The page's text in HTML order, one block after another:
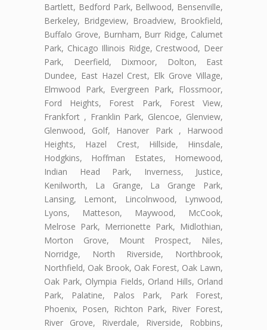
Bartlett, Bedford Park, Bellwood, Bensenville,
Berkeley, Bridgeview, Broadview, Brookfield,
Buffalo Grove, Burnham, Burr Ridge, Calumet
Park, Chicago Illinois Ridge, Crestwood, Deer
Park, Deerfield, Dixmoor, Dolton, East
Dundee, East Hazel Crest, Elk Grove Village,
Elmwood Park, Evergreen Park, Flossmoor,
Ford Heights, Forest Park, Forest View,
Frankfort , Franklin Park, Glencoe, Glenview,
Glenwood, Golf, Hanover Park , Harwood
Heights, Hazel Crest, Hillside, Hinsdale,
Hodgkins, Hoffman Estates, Homewood,
Indian Head Park, Inverness, Justice,
Kenilworth, La Grange, La Grange Park,
Lansing, Lemont, Lincolnwood, Lynwood,
Lyons, Matteson, Maywood, McCook,
Melrose Park, Merrionette Park, Midlothian,
Morton Grove, Mount Prospect, Niles,
Norridge, North Riverside, Northbrook,
Northfield, Oak Brook, Oak Forest, Oak Lawn,
Oak Park, Olympia Fields, Orland Hills, Orland
Park, Palatine, Palos Park, Park Forest,
Phoenix, Posen, Richton Park, River Forest,
River Grove, Riverdale, Riverside, Robbins,